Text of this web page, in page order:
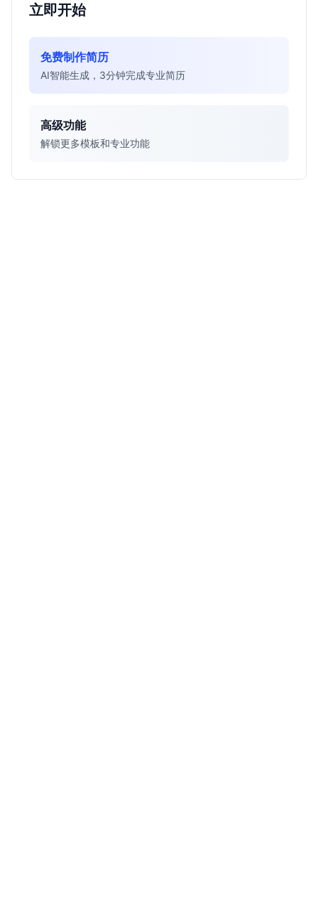
立即开始
免费制作简历
AI智能生成，3分钟完成专业简历
高级功能
解锁更多模板和专业功能